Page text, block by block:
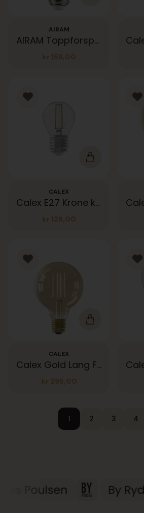
AIRAM
AIRAM Toppforspeilet Sølv E27 7W 680lm 27K
kr 159,00
CALEX
Calex E27 Krone klar 250lm 3,5W 2700K
kr 129,00
CALEX
Calex Gold Lang Filament 470lm
kr 295,00
1 2 3 4